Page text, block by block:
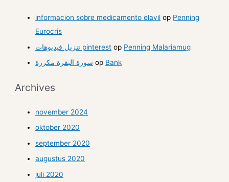
informacion sobre medicamento elavil op Penning
Eurocris
تنزيل فيديوهات pinterest op Penning Malariamug
سورة البقرة مكررة op Bank
Archives
november 2024
oktober 2020
september 2020
augustus 2020
juli 2020